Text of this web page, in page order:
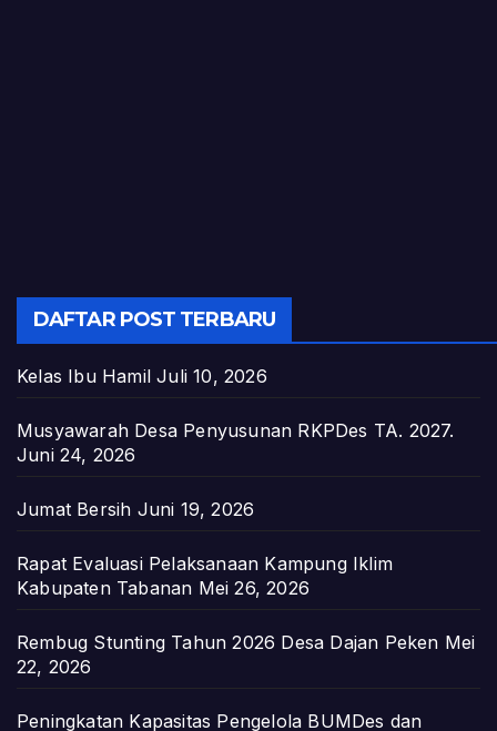
DAFTAR POST TERBARU
Kelas Ibu Hamil Juli 10, 2026
Musyawarah Desa Penyusunan RKPDes TA. 2027.
Juni 24, 2026
Jumat Bersih Juni 19, 2026
Rapat Evaluasi Pelaksanaan Kampung Iklim
Kabupaten Tabanan Mei 26, 2026
Rembug Stunting Tahun 2026 Desa Dajan Peken Mei
22, 2026
Peningkatan Kapasitas Pengelola BUMDes dan